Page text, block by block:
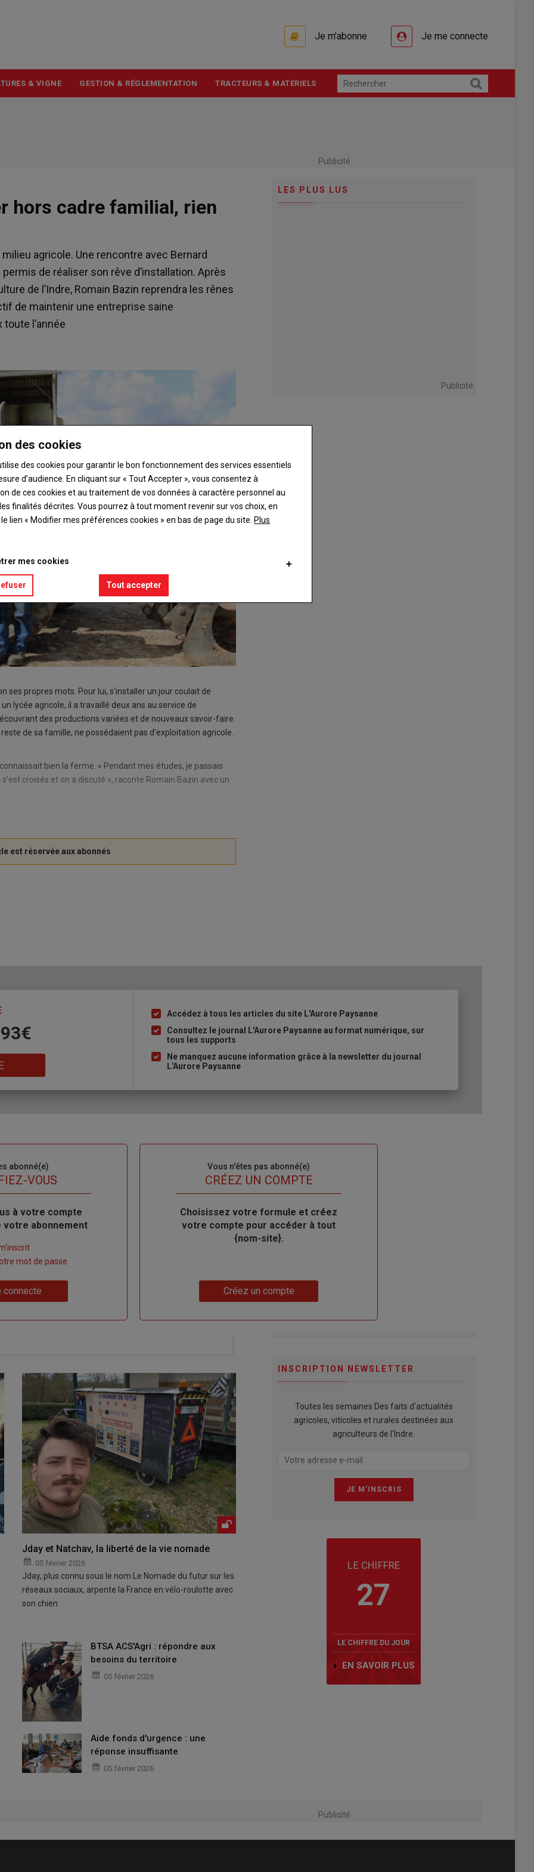
Je m'abonne Je me connecte
& VIGNE GESTION & RÉGLEMENTATION TRACTEURS & MATÉRIELS
Publicité
hors cadre familial, rien
agricole. Une rencontre avec Bernard
de réaliser son rêve d’installation. Après
de l’Indre, Romain Bazin reprendra les rênes
de maintenir une entreprise saine
l’année
ses propres mots. Pour lui, s’installer un jour coulait de
lycée agricole, il a travaillé deux ans au service de
des productions variées et de nouveaux savoir-faire.
de sa famille, ne possédaient pas d’exploitation agricole.
bien la ferme. « Pendant mes études, je passais
croisés et on a discuté », raconte Romain Bazin avec un
LES PLUS LUS
Publicité
Liste
à
puce
Accédez à tous les articles du site L'Aurore Paysanne
Consultez le journal L'Aurore Paysanne au format numérique, sur
tous les supports
Ne manquez aucune information grâce à la newsletter du journal
L'Aurore Paysanne
abonné(e)
VOUS
à votre compte
abonnement
mot de passe
connecte
Vous n'êtes pas abonné(e)
TITRECRÉEZ UN COMPTE
Body
Choisissez votre formule et créez
votre compte pour accéder à tout
{nom-site}.
Créez un compte
Jday et Natchav, la liberté de la vie nomade
05 février 2026
Jday, plus connu sous le nom Le Nomade du futur sur les
réseaux sociaux, arpente la France en vélo-roulotte avec
son chien.
BTSA ACS'Agri : répondre aux
besoins du territoire
05 février 2026
Aide fonds d'urgence : une
réponse insuffisante
05 février 2026
INSCRIPTION NEWSLETTER
Toutes les semaines Des faits d'actualités
agricoles, viticoles et rurales destinées aux
agriculteurs de l'Indre.
LE CHIFFRE
27
LE CHIFFRE DU JOUR
EN SAVOIR PLUS
Publicité
des cookies
des cookies pour garantir le bon fonctionnement des services essentiels
d’audience. En cliquant sur « Tout Accepter », vous consentez à
de ces cookies et au traitement de vos données à caractère personnel au
finalités décrites. Vous pourrez à tout moment revenir sur vos choix, en
lien « Modifier mes préférences cookies » en bas de page du site.Plus
mes cookies
Tout accepter